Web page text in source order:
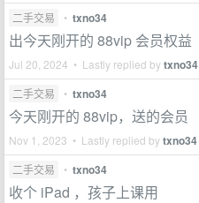
二手交易
• txno34
出今天刚开的 88vip 会员权益
Jul 20, 2024 • Lastly replied bytxno34
二手交易 • txno34
今天刚开的 88vip，送的会员
Nov 1, 2023 • Lastly replied bytxno34
二手交易 • txno34
收个 iPad ，孩子上课用